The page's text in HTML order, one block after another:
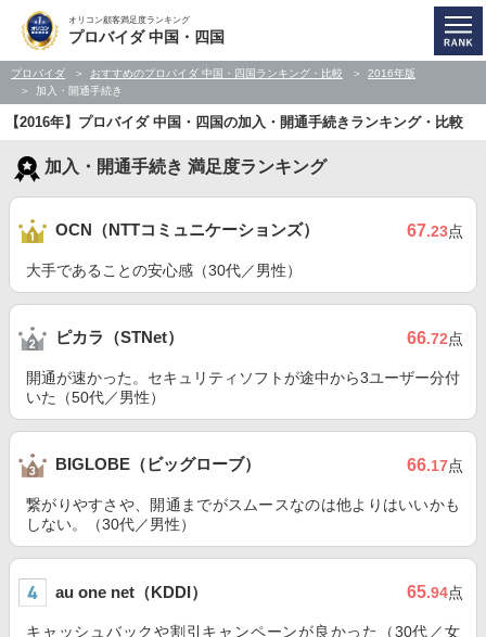
オリコン顧客満足度ランキング
プロバイダ 中国・四国
プロバイダ おすすめのプロバイダ 中国・四国ランキング・比較
2016年版
加入・開通手続き
【2016年】プロバイダ 中国・四国の加入・開通手続きランキング・比較
加入・開通手続き 満足度ランキング
OCN（NTTコミュニケーションズ） 67.23点
大手であることの安心感（30代／男性）
ピカラ（STNet） 66.72点
開通が速かった。セキュリティソフトが途中から3ユーザー分付
いた（50代／男性）
BIGLOBE（ビッグローブ） 66.17点
繋がりやすさや、開通までがスムースなのは他よりはいいかも
しない。（30代／男性）
au one net（KDDI） 65.94点
キャッシュバックや割引キャンペーンが良かった（30代／女